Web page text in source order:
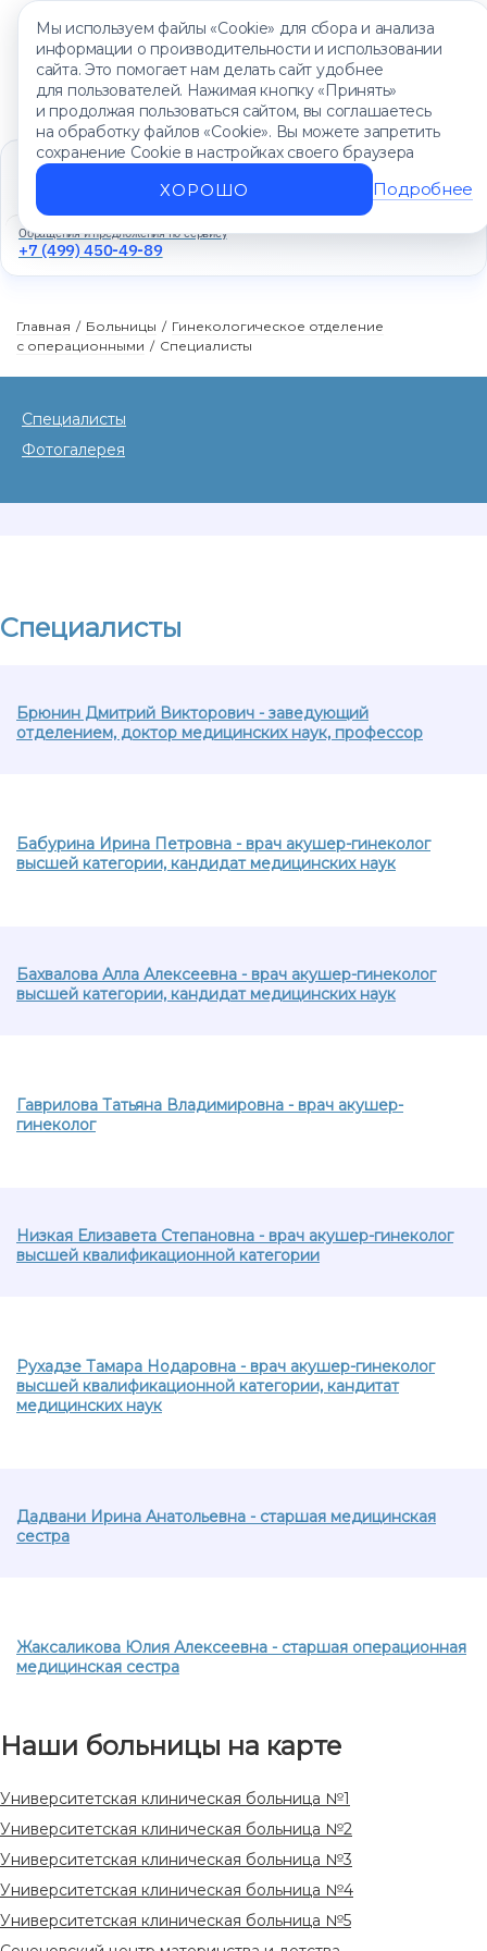
Мы используем файлы «Cookie» для сбора и анализа
информации о производительности и использовании
сайта. Это помогает нам делать сайт удобнее
для пользователей. Нажимая кнопку «Принять»
и продолжая пользоваться сайтом, вы соглашаетесь
на обработку файлов «Cookie». Вы можете запретить
сохранение Cookie в настройках своего браузера
ХОРОШО Подробнее
Единый контакт-центр
+7 (499) 450-88-89
Ежедневно с 8:00 до 20:00
Обращения и предложения по сервису
+7 (499) 450-49-89
Главная / Больницы / Гинекологическое отделение
с операционными / Специалисты
Специалисты
Брюнин Дмитрий Викторович - заведующий
отделением, доктор медицинских наук, профессор
Бабурина Ирина Петровна - врач акушер-гинеколог
высшей категории, кандидат медицинских наук
Бахвалова Алла Алексеевна - врач акушер-гинеколог
высшей категории, кандидат медицинских наук
Гаврилова Татьяна Владимировна - врач акушер-
гинеколог
Низкая Елизавета Степановна - врач акушер-гинеколог
высшей квалификационной категории
Рухадзе Тамара Нодаровна - врач акушер-гинеколог
высшей квалификационной категории, кандитат
медицинских наук
Дадвани Ирина Анатольевна - старшая медицинская
сестра
Жаксаликова Юлия Алексеевна - старшая операционная
медицинская сестра
Наши больницы на карте
Университетская клиническая больница №1
Университетская клиническая больница №2
Университетская клиническая больница №3
Университетская клиническая больница №4
Университетская клиническая больница №5
Специалисты
Фотогалерея